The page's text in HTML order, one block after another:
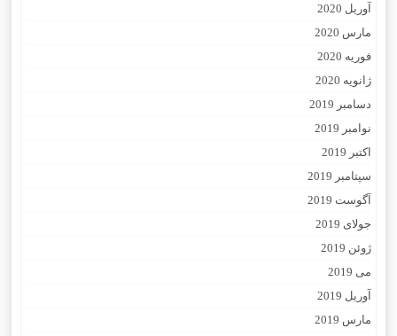
آوریل 2020
مارس 2020
فوریه 2020
ژانویه 2020
دسامبر 2019
نوامبر 2019
اکتبر 2019
سپتامبر 2019
آگوست 2019
جولای 2019
ژوئن 2019
می 2019
آوریل 2019
مارس 2019